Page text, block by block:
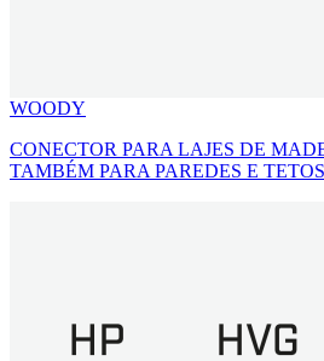
WOODY
CONECTOR PARA LAJES DE
TAMBÉM PARA PAREDES E TETOS